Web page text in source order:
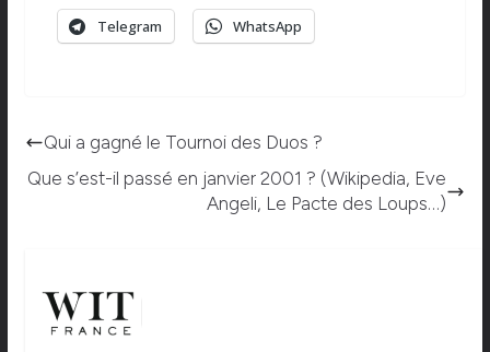
Telegram WhatsApp
Qui a gagné le Tournoi des Duos ?
Que s’est-il passé en janvier 2001 ? (Wikipedia, Eve
Angeli, Le Pacte des Loups…)